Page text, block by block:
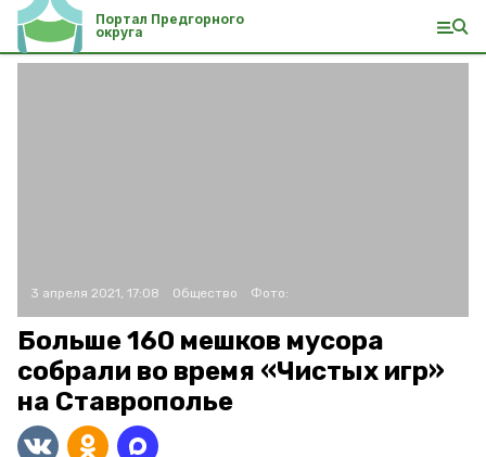
Портал Предгорного
округа
3 апреля 2021, 17:08 Общество Фото:
Больше 160 мешков мусора
собрали во время «Чистых игр»
на Ставрополье